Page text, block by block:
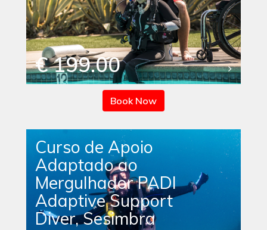
€ 199.00
Book Now
Curso de Apoio
Adaptado ao
Mergulhador PADI
Adaptive Support
Diver, Sesimbra